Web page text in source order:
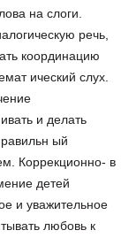
на слоги.
речь,
координацию
ический слух.
и делать
ый
Коррекционно- в
детей
и уважительное
любовь к